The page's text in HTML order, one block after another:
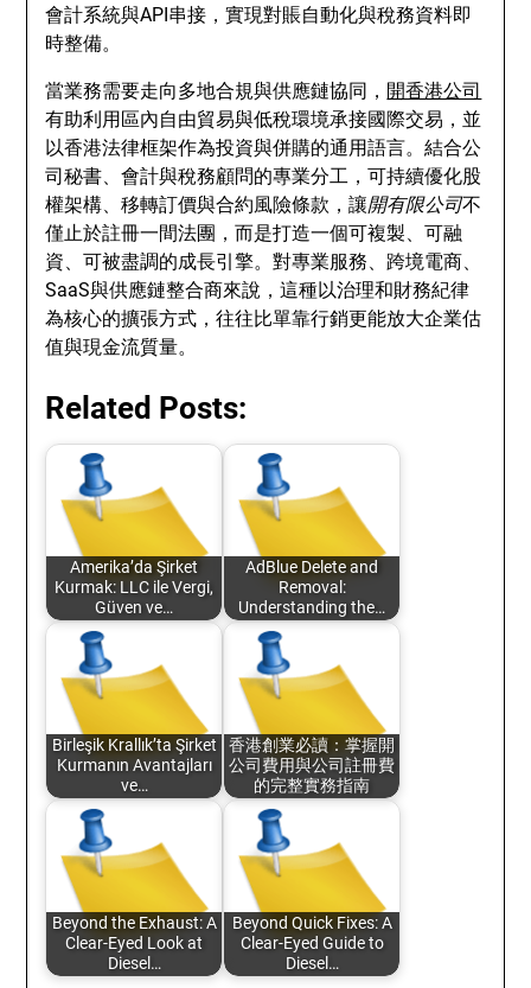
會計系統與API串接，實現對賬自動化與稅務資料即
時整備。
當業務需要走向多地合規與供應鏈協同， 開香港公司
有助利用區內自由貿易與低稅環境承接國際交易，並
以香港法律框架作為投資與併購的通用語言。結合公
司秘書、會計與稅務顧問的專業分工，可持續優化股
權架構、移轉訂價與合約風險條款，讓開有限公司不
僅止於註冊一間法團，而是打造一個可複製、可融
資、可被盡調的成長引擎。對專業服務、跨境電商、
SaaS與供應鏈整合商來說，這種以治理和財務紀律
為核心的擴張方式，往往比單靠行銷更能放大企業估
值與現金流質量。
Related Posts:
Amerika’da Şirket
Kurmak: LLC ile Vergi,
Güven ve…
AdBlue Delete and
Removal:
Understanding the…
Birleşik Krallık’ta Şirket
Kurmanın Avantajları
ve…
香港創業必讀：掌握開
公司費用與公司註冊費
的完整實務指南
Beyond the Exhaust: A
Clear-Eyed Look at
Diesel…
Beyond Quick Fixes: A
Clear-Eyed Guide to
Diesel…